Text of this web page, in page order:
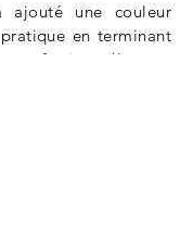
ajouté une couleur
en terminant
en